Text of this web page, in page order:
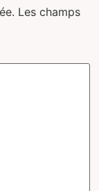
Les champs